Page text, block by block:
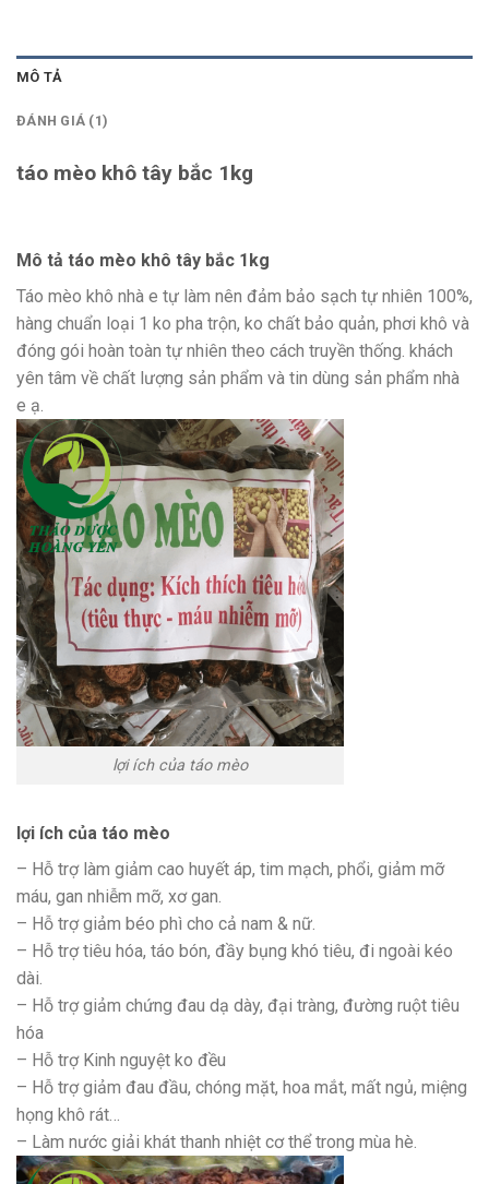
MÔ TẢ
ĐÁNH GIÁ (1)
táo mèo khô tây bắc 1kg
Mô tả táo mèo khô tây bắc 1kg
Táo mèo khô nhà e tự làm nên đảm bảo sạch tự nhiên 100%,
hàng chuẩn loại 1 ko pha trộn, ko chất bảo quản, phơi khô và
đóng gói hoàn toàn tự nhiên theo cách truyền thống. khách
yên tâm về chất lượng sản phẩm và tin dùng sản phẩm nhà
e ạ.
lợi ích của táo mèo
lợi ích của táo mèo
– Hỗ trợ làm giảm cao huyết áp, tim mạch, phổi, giảm mỡ
máu, gan nhiễm mỡ, xơ gan.
– Hỗ trợ giảm béo phì cho cả nam & nữ.
– Hỗ trợ tiêu hóa, táo bón, đầy bụng khó tiêu, đi ngoài kéo
dài.
– Hỗ trợ giảm chứng đau dạ dày, đại tràng, đường ruột tiêu
hóa
– Hỗ trợ Kinh nguyệt ko đều
– Hỗ trợ giảm đau đầu, chóng mặt, hoa mắt, mất ngủ, miệng
họng khô rát…
– Làm nước giải khát thanh nhiệt cơ thể trong mùa hè.